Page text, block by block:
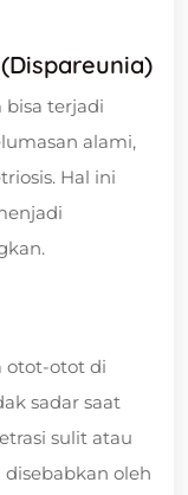
bisa terjadi
alami,
Hal ini
otot-otot di
sadar saat
sulit atau
oleh